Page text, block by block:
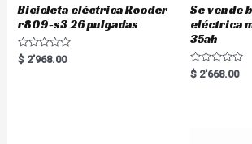
Bicicleta eléctrica Rooder
r809-s3 26 pulgadas
R
a
$ 2'968.00
Se vende
eléctrica
35ah
R
a
$ 2'668.00